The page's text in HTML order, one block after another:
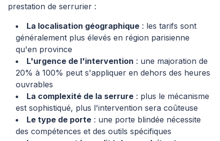
prestation de serrurier :
La localisation géographique : les tarifs sont
généralement plus élevés en région parisienne
qu'en province
L'urgence de l'intervention : une majoration de
20% à 100% peut s'appliquer en dehors des heures
ouvrables
La complexité de la serrure : plus le mécanisme
est sophistiqué, plus l'intervention sera coûteuse
Le type de porte : une porte blindée nécessite
des compétences et des outils spécifiques